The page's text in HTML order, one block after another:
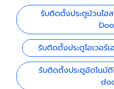
รับติดตั้งประตูม้วนไ
รับติดตั้งประตูโอเวอ
รับติดตั้งประตูอัตโนมั